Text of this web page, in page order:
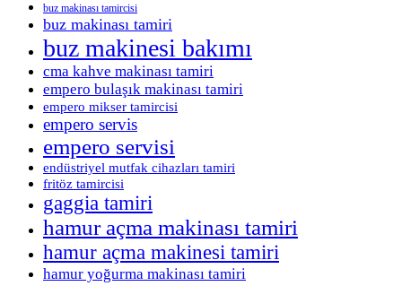
buz makinası tamircisi
buz makinası tamiri
buz makinesi bakımı
cma kahve makinası tamiri
empero bulaşık makinası tamiri
empero mikser tamircisi
empero servis
empero servisi
endüstriyel mutfak cihazları tamiri
fritöz tamircisi
gaggia tamiri
hamur açma makinası tamiri
hamur açma makinesi tamiri
hamur yoğurma makinası tamiri